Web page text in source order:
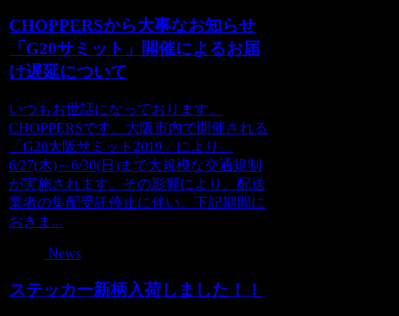
CHOPPERSから大事なお知らせ
「G20サミット」開催によるお届
け遅延について
いつもお世話になっております。
CHOPPERSです。大阪市内で開催される
「G20大阪サミット2019」により、
6/27(木)～6/30(日)まで大規模な交通規制
が実施されます。その影響により、配送
業者の集配受託停止に伴い、下記期間に
おきま...
News
ステッカー新柄入荷しました！！